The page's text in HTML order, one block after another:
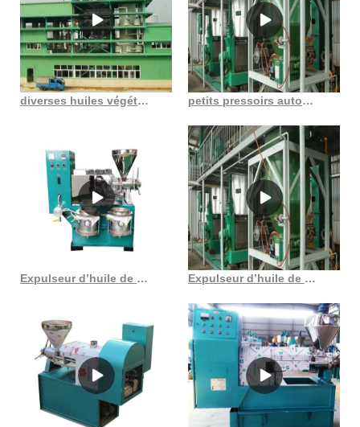
diverses huiles végétales peuvent être pressées, nouveau type de presse à huile petits pressoirs automatiques d’huile de soja au Cameroun
Expulseur d’huile de tournesol de marque pour presse à huile de graines de céréales au Costa Rica Expulseur d’huile de vis de noix végétale à large usage au Gabon